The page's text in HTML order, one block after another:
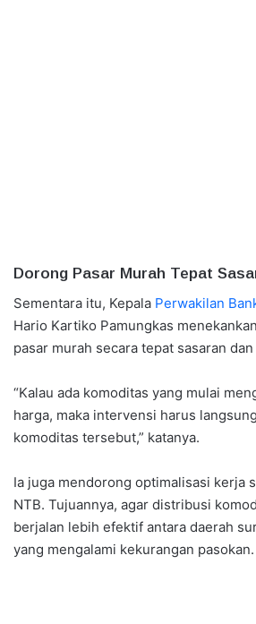
Dorong Pasar Murah Tepat
Sementara itu, Kepala Perwakilan
Hario Kartiko Pamungkas
pasar murah secara tepat sasaran
“Kalau ada komoditas yang mulai
harga, maka intervensi harus
komoditas tersebut,” katanya.
Ia juga mendorong optimalisasi kerja
NTB. Tujuannya, agar distribusi
berjalan lebih efektif antara daerah
yang mengalami kekurangan pasokan.